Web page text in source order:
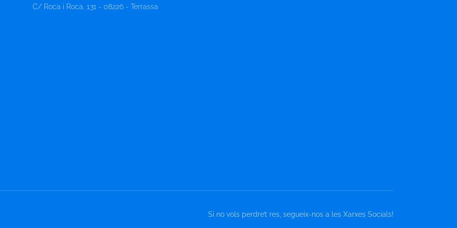
C/ Roca i Roca, 131 - 08226 - Terrassa
Si no vols perdre’t res, segueix-nos a les Xarxes Socials!